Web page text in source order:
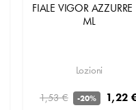
FIALE VIGOR
ML
Lozioni
1,53 €
-20% 1,22